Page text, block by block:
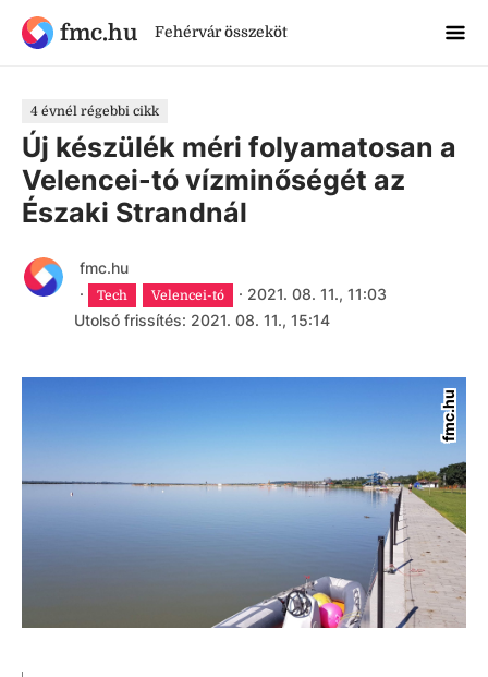
fmc.hu Fehérvár összeköt
4 évnél régebbi cikk
Új készülék méri folyamatosan a
Velencei-tó vízminőségét az
Északi Strandnál
fmc.hu
·
Tech Velencei-tó · 2021. 08. 11., 11:03
Utolsó frissítés: 2021. 08. 11., 15:14
fmc.hu